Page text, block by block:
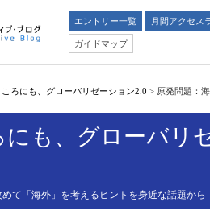
エントリー一覧 月間アクセス
ガイドマップ
ころにも、グローバリゼーション2.0 > 原発問題：
も、グローバリ
て「海外」を考えるヒントを身近な話題から